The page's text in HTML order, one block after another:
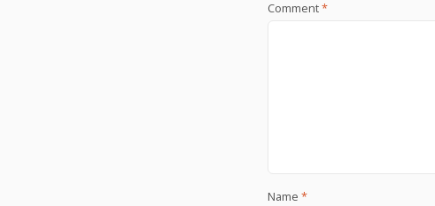
Comment*
Name *